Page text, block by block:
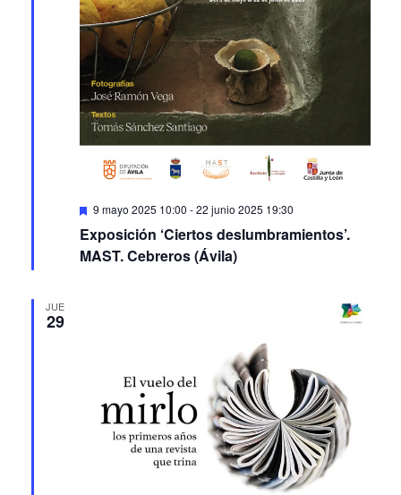
Featured
9 mayo 2025 10:00 -22 junio 2025 19:30
Exposición ‘Ciertos deslumbramientos’.
MAST. Cebreros (Ávila)
JUE
29